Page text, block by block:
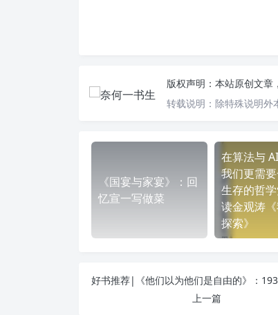
版权声明： 本站原创文章
转载说明： 除特殊说明外
《国宴与家宴》：回
忆宣一写做菜
在算法与
我们更需
生存的哲
读金观涛
探索》
上一篇